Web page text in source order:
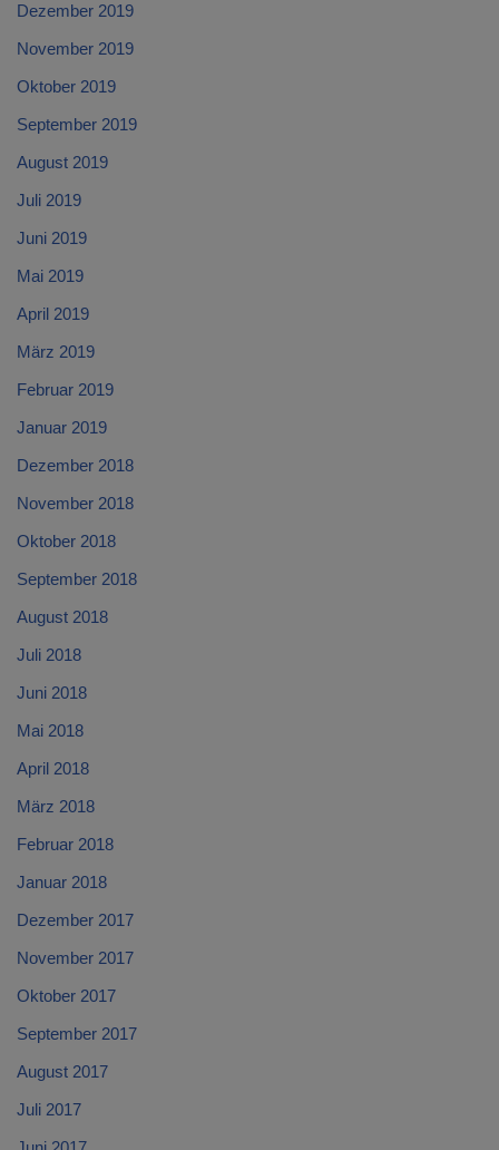
Dezember 2019
November 2019
Oktober 2019
September 2019
August 2019
Juli 2019
Juni 2019
Mai 2019
April 2019
März 2019
Februar 2019
Januar 2019
Dezember 2018
November 2018
Oktober 2018
September 2018
August 2018
Juli 2018
Juni 2018
Mai 2018
April 2018
März 2018
Februar 2018
Januar 2018
Dezember 2017
November 2017
Oktober 2017
September 2017
August 2017
Juli 2017